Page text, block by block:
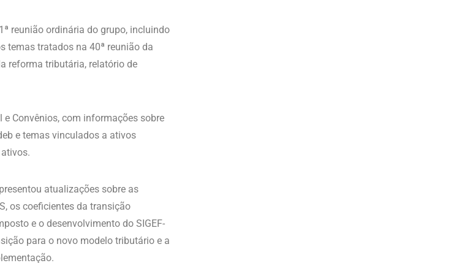
reunião ordinária do grupo, incluindo
temas tratados na 40ª reunião da
reforma tributária, relatório de
Convênios, com informações sobre
e temas vinculados a ativos
atualizações sobre as
os coeficientes da transição
e o desenvolvimento do SIGEF-
para o novo modelo tributário e a